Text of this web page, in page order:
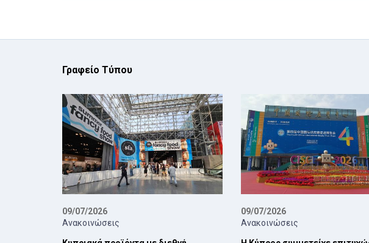
Γραφείο Τύπου
09/07/2026
Ανακοινώσεις
09/07/2026
Ανακοινώσεις